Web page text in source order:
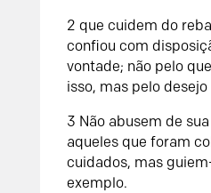
2 que cuidem do
confiou com
vontade; não pelo
isso, mas pelo
3 Não abusem de
aqueles que foram
cuidados, mas
exemplo.